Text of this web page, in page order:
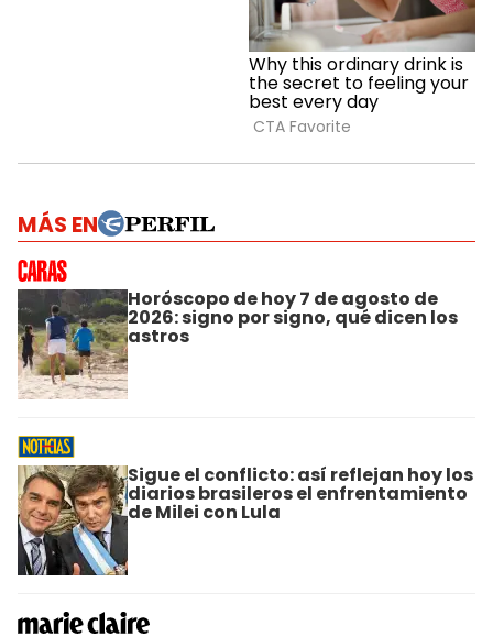
MÁS EN
Horóscopo de hoy 7 de agosto de
2026: signo por signo, qué dicen los
astros
Sigue el conflicto: así reflejan hoy los
diarios brasileros el enfrentamiento
de Milei con Lula